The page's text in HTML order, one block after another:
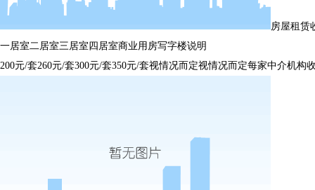
房屋租赁
一居室二居室三居室 四居室商业用房写字楼说明
200元/套260元/套300元/套350元/套视情况而定视情况而定每家中介机构